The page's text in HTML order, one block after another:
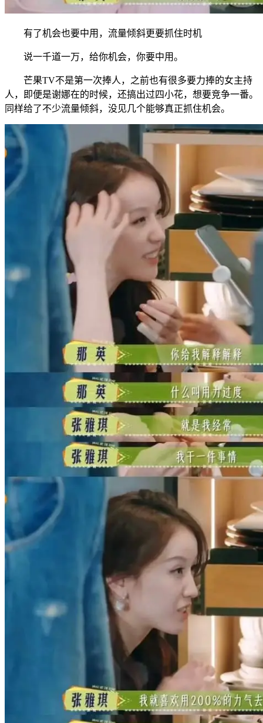
有了机会也要中用，流量倾斜更要抓住时机
说一千道一万，给你机会，你要中用。
芒果TV不是第一次捧人，之前也有很多要力捧的女主持
人，即便是谢娜在的时候，还搞出过四小花，想要竞争一番。
同样给了不少流量倾斜，没见几个能够真正抓住机会。